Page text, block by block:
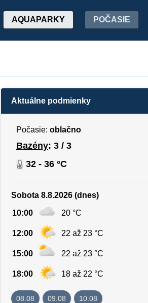
AQUAPARKY POČASIE
Aktuálne podmienky
Počasie: oblačno
Bazény: 3 / 3
32 - 36 °C
Sobota 8.8.2026 (dnes)
10:00 20 °C
12:00 22 až 23 °C
15:00 22 až 23 °C
18:00 18 až 22 °C
08.08 09.08 10.08